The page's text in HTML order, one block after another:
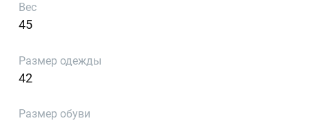
Вес
45
Размер одежды
42
Размер обуви